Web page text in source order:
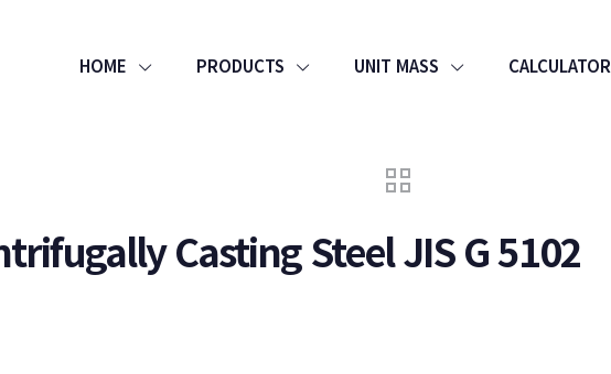
HOME PRODUCTS UNIT MASS CALCULATOR
Casting Steel JIS G 5102